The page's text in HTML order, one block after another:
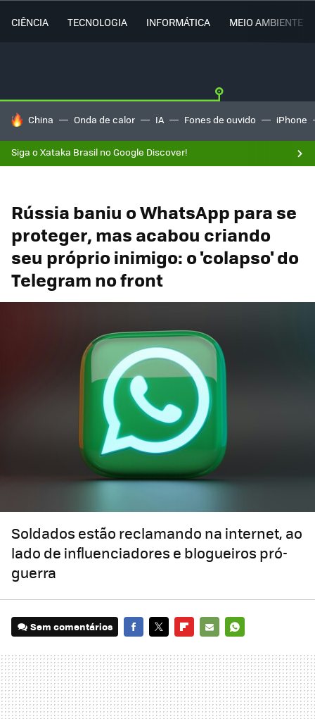
CIÊNCIA TECNOLOGIA INFORMÁTICA MEIO AMBIENTE
TENDÊNCIAS DO DIA
China Onda de calor IA Fones de ouvido iPhone
Siga o Xataka Brasil no Google Discover!
Rússia baniu o WhatsApp para se
proteger, mas acabou criando
seu próprio inimigo: o 'colapso' do
Telegram no front
Soldados estão reclamando na internet, ao
lado de influenciadores e blogueiros pró-
guerra
Sem comentários
MAIL